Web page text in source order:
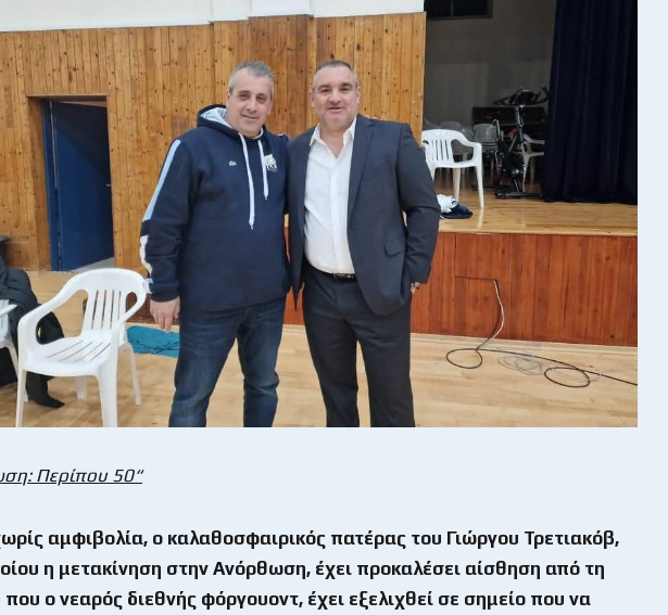
Περίπου 50“
αμφιβολία, ο καλαθοσφαιρικός πατέρας του Γιώργου Τρετιακόβ,
η μετακίνηση στην Ανόρθωση, έχει προκαλέσει αίσθηση από τη
που ο νεαρός διεθνής φόργουοντ, έχει εξελιχθεί σε σημείο που να